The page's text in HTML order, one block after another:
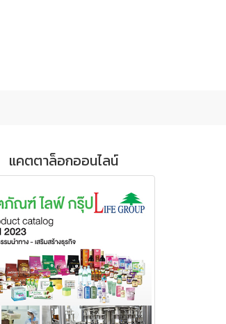
แคตตาล็อกออนไลน์